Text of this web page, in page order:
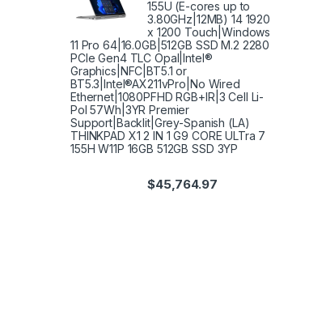
155U (E-cores up to
3.80GHz|12MB) 14 1920
x 1200 Touch|Windows
11 Pro 64|16.0GB|512GB SSD M.2 2280
PCIe Gen4 TLC Opal|Intel®
Graphics|NFC|BT5.1 or
BT5.3|Intel®AX211vPro|No Wired
Ethernet|1080PFHD RGB+IR|3 Cell Li-
Pol 57Wh|3YR Premier
Support|Backlit|Grey-Spanish (LA)
THINKPAD X1 2 IN 1 G9 CORE ULTra 7
155H W11P 16GB 512GB SSD 3YP
$45,764.97